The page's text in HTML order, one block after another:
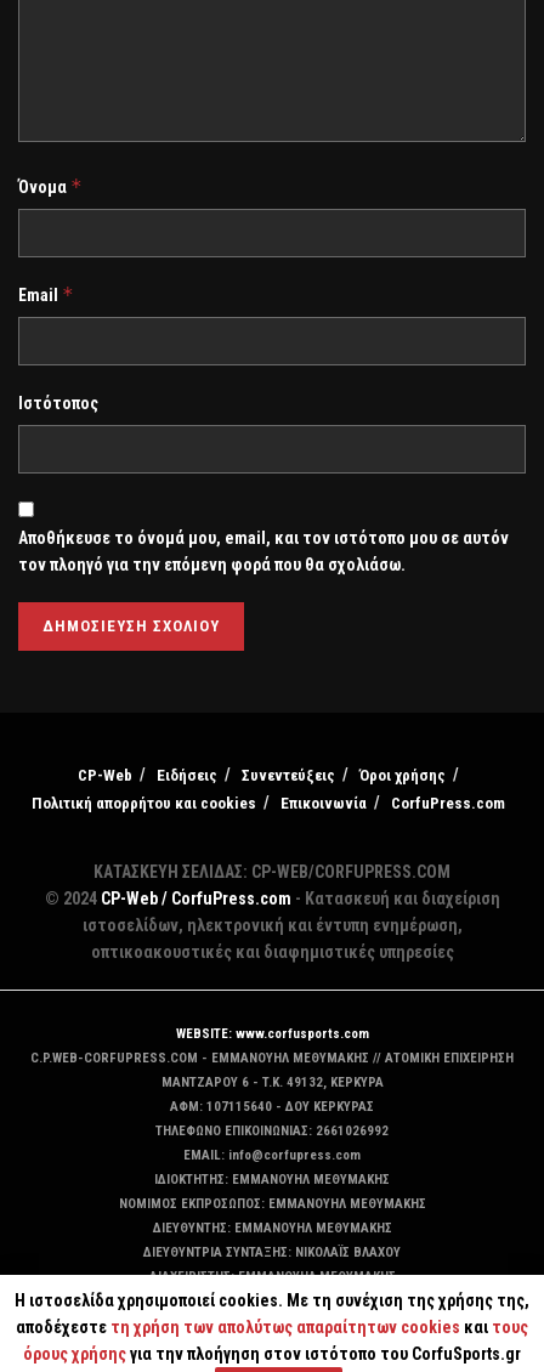
Όνομα *
Email *
Ιστότοπος
Αποθήκευσε το όνομά μου, email, και τον ιστότοπο μου σε αυτόν
τον πλοηγό για την επόμενη φορά που θα σχολιάσω.
CP-Web Ειδήσεις Συνεντεύξεις
Όροι χρήσης
Πολιτική απορρήτου και cookies
Επικοινωνία CorfuPress.com
ΚΑΤΑΣΚΕΥΗ ΣΕΛΙΔΑΣ: CP-WEB/CORFUPRESS.COM
© 2024 CP-Web / CorfuPress.com - Κατασκευή και διαχείριση
ιστοσελίδων, ηλεκτρονική και έντυπη ενημέρωση,
οπτικοακουστικές και διαφημιστικές υπηρεσίες
WEBSITE: www.corfusports.com
C.P.WEB-CORFUPRESS.COM - ΕΜΜΑΝΟΥΗΛ ΜΕΘΥΜΑΚΗΣ // ΑΤΟΜΙΚΗ ΕΠΙΧΕΙΡΗΣΗ
MANTZAΡΟΥ 6 - T.K. 49132, ΚΕΡΚΥΡΑ
ΑΦΜ: 107115640 - ΔΟΥ ΚΕΡΚΥΡΑΣ
ΤΗΛΕΦΩΝΟ ΕΠΙΚΟΙΝΩΝΙΑΣ: 2661026992
EMAIL: info@corfupress.com
ΙΔΙΟΚΤΗΤΗΣ: EMMANOYΗΛ ΜΕΘΥΜΑΚΗΣ
ΝΟΜΙΜΟΣ ΕΚΠΡΟΣΩΠΟΣ: EMMANOYΗΛ ΜΕΘΥΜΑΚΗΣ
ΔΙΕΥΘΥΝΤΗΣ: EMMANOYΗΛ ΜΕΘΥΜΑΚΗΣ
ΔΙΕΥΘΥΝΤΡΙΑ ΣΥΝΤΑΞΗΣ: ΝΙΚΟΛΑΪΣ ΒΛΑΧΟΥ
ΔΙΑΧΕΙΡΙΣΤΗΣ: EMMANOYΗΛ ΜΕΘΥΜΑΚΗΣ
ΔΙΚΑΙΟΥΧΟΣ DOMAIN: ΕΜΜΑΝΟΥΗΛ ΜΕΘΥΜΑΚΗΣ
Η ιστοσελίδα χρησιμοποιεί cookies. Με τη συνέχιση της χρήσης της,
αποδέχεστε τη χρήση των απολύτως απαραίτητων cookies και τους
όρους χρήσηςγια την πλοήγηση στον ιστότοπο του CorfuSports.gr